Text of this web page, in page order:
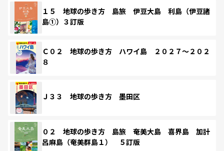
１５ 地球の歩き方 島旅 伊豆大島 利島（伊豆諸
島①）３訂版
Ｃ０２ 地球の歩き方 ハワイ島 ２０２７～２０２
８
Ｊ３３ 地球の歩き方 墨田区
０２ 地球の歩き方 島旅 奄美大島 喜界島 加計
呂麻島（奄美群島１） ５訂版